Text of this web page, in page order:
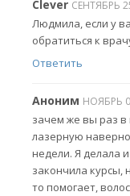
Clever СЕНТЯБРЬ
Людмила, если у
обратиться к
Ответить
Аноним НОЯБРЬ
зачем же вы раз в
лазерную
недели. Я делала
закончила курсы,
то помогает,